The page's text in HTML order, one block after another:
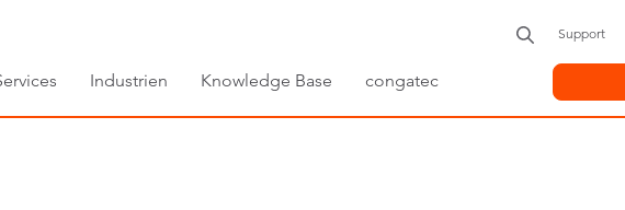
Industrien Knowledge Base congatec
Support